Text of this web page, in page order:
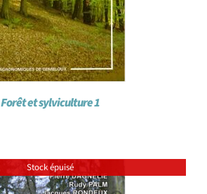
Forêt et sylviculture 1
Stock épuisé